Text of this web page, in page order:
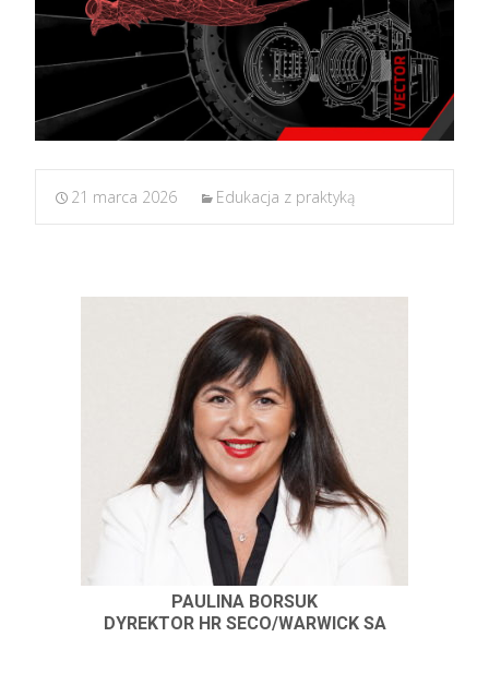
21 marca 2026 Edukacja z praktyką
PAULINA BORSUK
DYREKTOR HR SECO/WARWICK SA